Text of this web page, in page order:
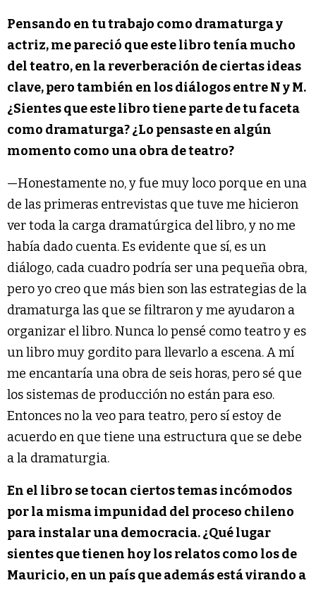
Pensando en tu trabajo como dramaturga y
actriz, me pareció que este libro tenía mucho
del teatro, en la reverberación de ciertas ideas
clave, pero también en los diálogos entre N y M.
¿Sientes que este libro tiene parte de tu faceta
como dramaturga? ¿Lo pensaste en algún
momento como una obra de teatro?
—Honestamente no, y fue muy loco porque en una
de las primeras entrevistas que tuve me hicieron
ver toda la carga dramatúrgica del libro, y no me
había dado cuenta. Es evidente que sí, es un
diálogo, cada cuadro podría ser una pequeña obra,
pero yo creo que más bien son las estrategias de la
dramaturga las que se filtraron y me ayudaron a
organizar el libro. Nunca lo pensé como teatro y es
un libro muy gordito para llevarlo a escena. A mí
me encantaría una obra de seis horas, pero sé que
los sistemas de producción no están para eso.
Entonces no la veo para teatro, pero sí estoy de
acuerdo en que tiene una estructura que se debe
a la dramaturgia.
En el libro se tocan ciertos temas incómodos
por la misma impunidad del proceso chileno
para instalar una democracia. ¿Qué lugar
sientes que tienen hoy los relatos como los de
Mauricio, en un país que además está virando a